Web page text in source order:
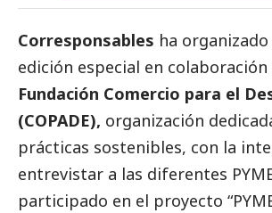
Corresponsables ha
edición especial en colaboración
Fundación Comercio para el
(COPADE), organización
prácticas sostenibles, con la
entrevistar a las diferentes
participado en el proyecto